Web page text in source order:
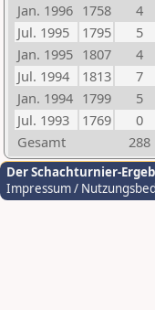
Jan. 1996 1758 4
Jul. 1995
1795 5
Jan. 1995 1807 4
Jul. 1994
1813 7
Jan. 1994 1799 5
Jul. 1993
1769 0
Gesamt
288
Der Schachturnier-
Impressum /